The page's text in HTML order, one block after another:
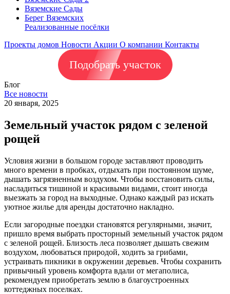
Вяземские Сады
Берег Вяземскиx
Реализованные посёлки
Проекты домов Новости Акции О компании Контакты
Подобрать участок
Блог
Все новости
20 января, 2025
Земельный участок рядом с зеленой
рощей
Условия жизни в большом городе заставляют проводить
много времени в пробках, отдыхать при постоянном шуме,
дышать загрязненным воздухом. Чтобы восстановить силы,
насладиться тишиной и красивыми видами, стоит иногда
выезжать за город на выходные. Однако каждый раз искать
уютное жилье для аренды достаточно накладно.
Если загородные поездки становятся регулярными, значит,
пришло время выбрать просторный земельный участок рядом
с зеленой рощей. Близость леса позволяет дышать свежим
воздухом, любоваться природой, ходить за грибами,
устраивать пикники в окружении деревьев. Чтобы сохранить
привычный уровень комфорта вдали от мегаполиса,
рекомендуем приобретать землю в благоустроенных
коттеджных поселках.